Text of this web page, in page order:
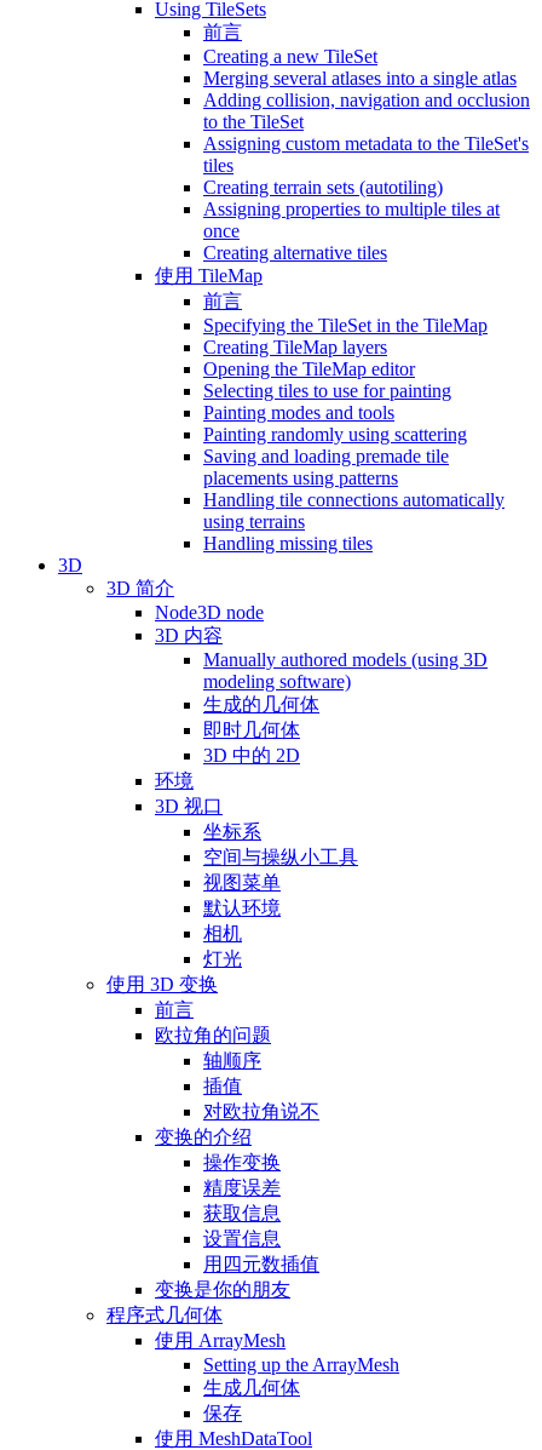
Using TileSets
前言
Creating a new TileSet
Merging several atlases into a single atlas
Adding collision, navigation and occlusion
to the TileSet
Assigning custom metadata to the TileSet's
tiles
Creating terrain sets (autotiling)
Assigning properties to multiple tiles at
once
Creating alternative tiles
使用 TileMap
前言
Specifying the TileSet in the TileMap
Creating TileMap layers
Opening the TileMap editor
Selecting tiles to use for painting
Painting modes and tools
Painting randomly using scattering
Saving and loading premade tile
placements using patterns
Handling tile connections automatically
using terrains
Handling missing tiles
3D
3D 简介
Node3D node
3D 内容
Manually authored models (using 3D
modeling software)
生成的几何体
即时几何体
3D 中的 2D
环境
3D 视口
坐标系
空间与操纵小工具
视图菜单
默认环境
相机
灯光
使用 3D 变换
前言
欧拉角的问题
轴顺序
插值
对欧拉角说不
变换的介绍
操作变换
精度误差
获取信息
设置信息
用四元数插值
变换是你的朋友
程序式几何体
使用 ArrayMesh
Setting up the ArrayMesh
生成几何体
保存
使用 MeshDataTool